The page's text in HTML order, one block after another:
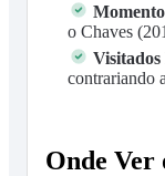
o Chaves
Visitados
contrariando
Onde Ver